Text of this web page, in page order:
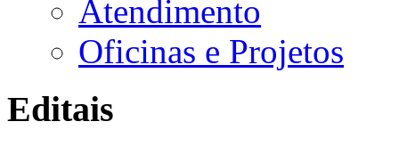
Atendimento
Oficinas e Projetos
Editais